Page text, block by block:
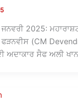
2025:
(CM
ਅਦਾਕਾਰ ਸੈਫ ਅਲੀ